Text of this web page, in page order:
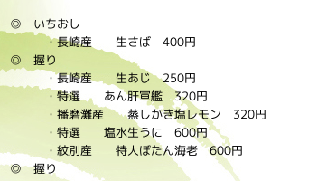
◎ いちおし
・長崎産 生さば 400円
◎ 握り
・長崎産 生あじ 250円
・特選 あん肝軍艦 320円
・播磨灘産 蒸しかき塩レモン 320円
・特選 塩水生うに 600円
・紋別産 特大ぼたん海老 600円
◎ 握り